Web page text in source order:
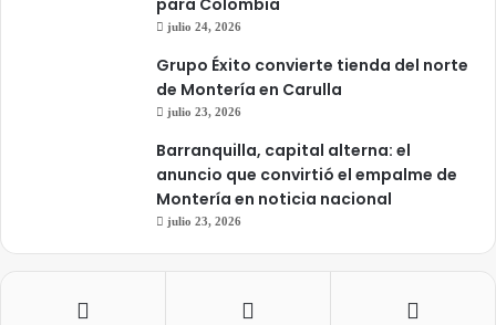
para Colombia
julio 24, 2026
Grupo Éxito convierte tienda del norte
de Montería en Carulla
julio 23, 2026
Barranquilla, capital alterna: el
anuncio que convirtió el empalme de
Montería en noticia nacional
julio 23, 2026